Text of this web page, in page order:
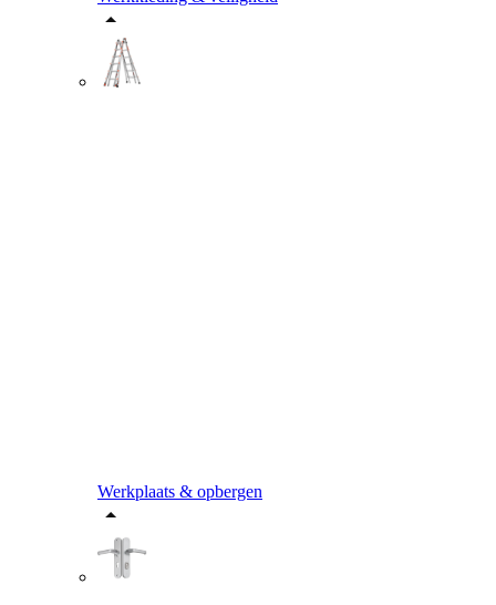
Werkplaats & opbergen